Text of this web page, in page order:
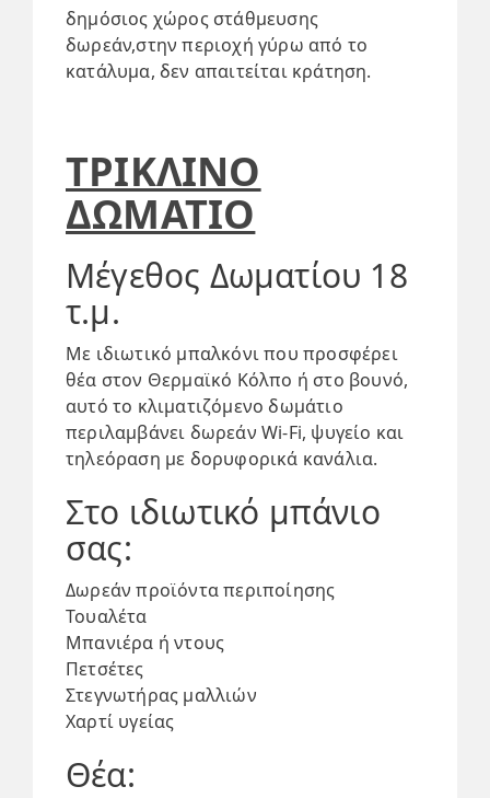
δημόσιος χώρος στάθμευσης
δωρεάν,στην περιοχή γύρω από το
κατάλυμα, δεν απαιτείται κράτηση.
ΤΡΙΚΛΙΝΟ
ΔΩΜΑΤΙΟ
Μέγεθος Δωματίου 18
τ.μ.
Με ιδιωτικό μπαλκόνι που προσφέρει
θέα στον Θερμαϊκό Κόλπο ή στο βουνό,
αυτό το κλιματιζόμενο δωμάτιο
περιλαμβάνει δωρεάν Wi-Fi, ψυγείο και
τηλεόραση με δορυφορικά κανάλια.
Στο ιδιωτικό μπάνιο
σας:
Δωρεάν προϊόντα περιποίησης
Τουαλέτα
Μπανιέρα ή ντους
Πετσέτες
Στεγνωτήρας μαλλιών
Χαρτί υγείας
Θέα: